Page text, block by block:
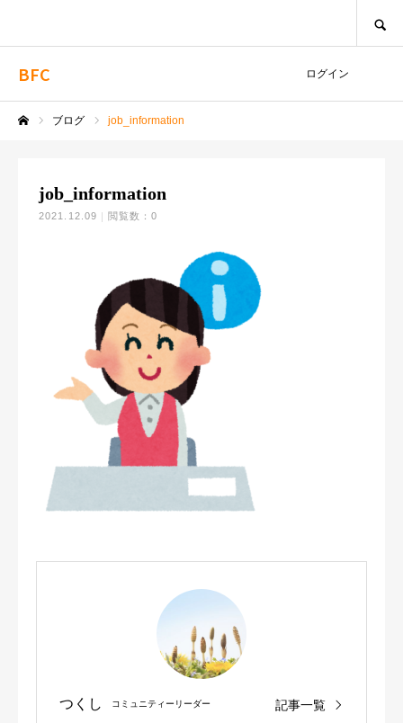
BFC ログイン
ブログ job_information
job_information
2021.12.09 閲覧数：0
つくし コミュニティーリーダー 記事一覧